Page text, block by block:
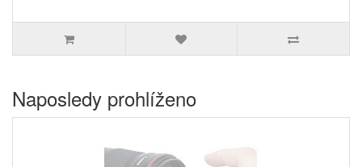
Naposledy prohlíženo